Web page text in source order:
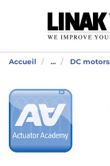
Accueil ... DC motors